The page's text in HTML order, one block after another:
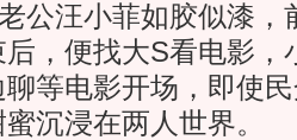
汪小菲如胶似漆，
，便找大S看电影，
等电影开场，即使
沉浸在两人世界。